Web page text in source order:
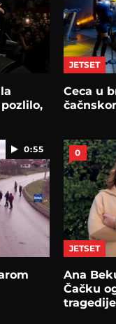
JETSET
Ceca u
0:55 0
JETSET
Ana
Čačku